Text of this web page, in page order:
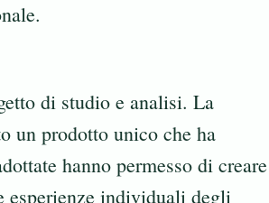
di studio e analisi. La
un prodotto unico che ha
hanno permesso di creare
esperienze individuali degli